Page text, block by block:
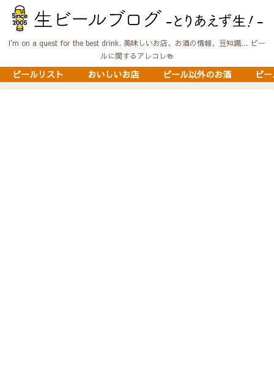
I'm on a quest for the best drink. 美味しいお店、お酒の情報、豆知識… ビー
ルに関するアレコレ🍻
ビールリスト おいしいお店 ビール以外のお酒 ビ